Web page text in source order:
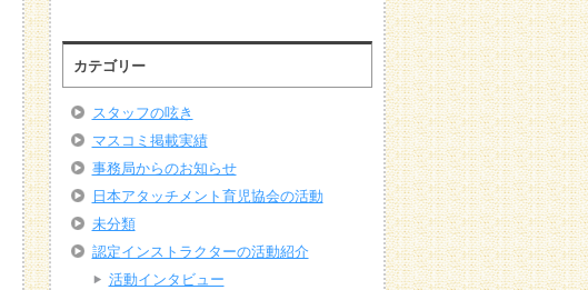
カテゴリー
スタッフの呟き
マスコミ掲載実績
事務局からのお知らせ
日本アタッチメント育児協会の活動
未分類
認定インストラクターの活動紹介
活動インタビュー